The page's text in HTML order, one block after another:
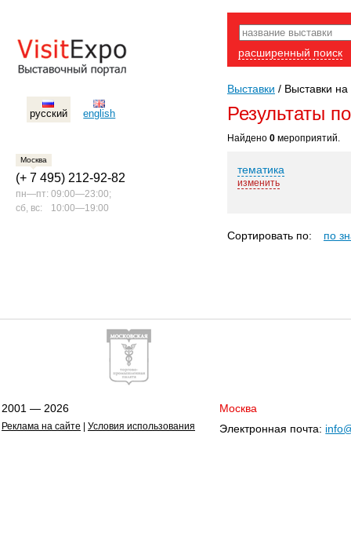
русский english
Москва
(+ 7 495) 212-92-82
пн—пт: 09:00—23:00;
сб, вс:
10:00—19:00
расширенный поиск
Выставки / Выставки на
Результаты
Найдено 0 мероприятий.
тематика
изменить
Сортировать по: по
2001 — 2026
Реклама на сайте Условия использования
Москва
Электронная почта: